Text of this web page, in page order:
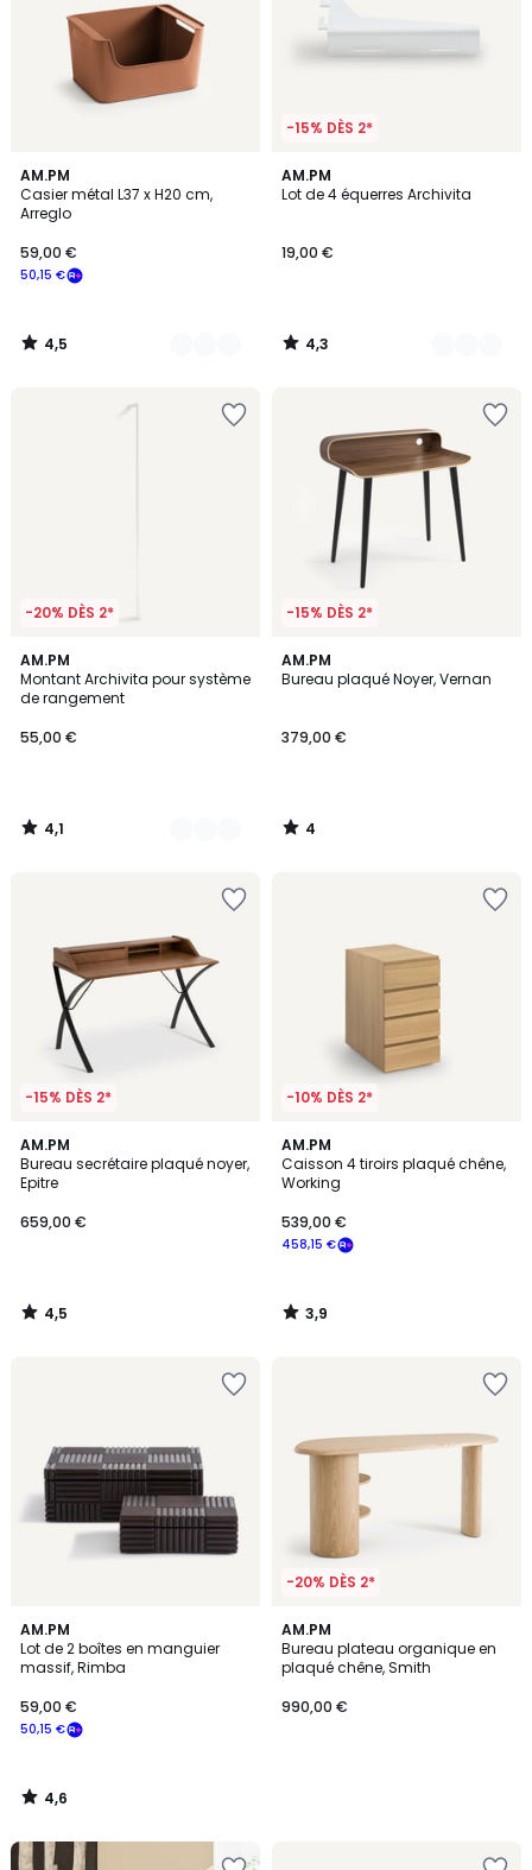
AM.PM
Casier métal L37 x H20 cm,
Arreglo
50,15 €
59,00 €
4,5
/ 5
4
Couleurs
4,5
/
-15% DÈS 2*
AM.PM
Lot de 4 équerres Archivita
19,00 €
4,3
/ 5
2
Couleurs
4,3
/
-20% DÈS 2*
AM.PM
Montant Archivita pour système
de rangement
55,00 €
4,1
/ 5
2
Couleurs
4,1
/
-15% DÈS 2*
AM.PM
Bureau plaqué Noyer, Vernan
379,00 €
4
/
4
/
-15% DÈS 2*
AM.PM
Bureau secrétaire plaqué noyer,
Epitre
659,00 €
4,5
/ 5
4,5
/
-10% DÈS 2*
AM.PM
Caisson 4 tiroirs plaqué chêne,
Working
458,15 €
539,00 €
3,9
/ 5
3,9
/
AM.PM
Lot de 2 boîtes en manguier
massif, Rimba
50,15 €
59,00 €
4,6
/ 5
4,6
/
-20% DÈS 2*
AM.PM
Bureau plateau organique en
plaqué chêne, Smith
990,00 €